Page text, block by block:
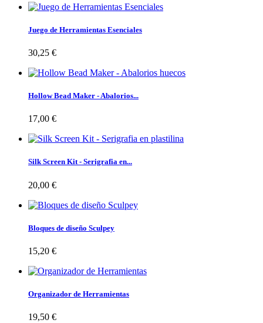
Juego de Herramientas Esenciales
30,25 €
Hollow Bead Maker - Abalorios...
17,00 €
Silk Screen Kit - Serigrafia en...
20,00 €
Bloques de diseño Sculpey
15,20 €
Organizador de Herramientas
19,50 €